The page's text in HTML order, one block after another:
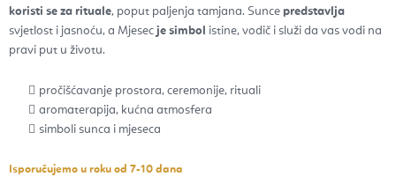
koristi se za rituale, poput paljenja tamjana. Sunce predstavlja
svjetlost i jasnoću, a Mjesec je simbol istine, vodič i služi da vas vodi na
pravi put u životu.
pročišćavanje prostora, ceremonije, rituali
aromaterapija, kućna atmosfera
simboli sunca i mjeseca
Isporučujemo u roku od 7-10 dana